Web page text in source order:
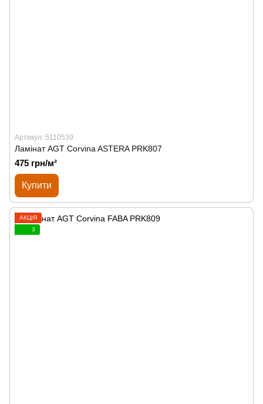
Артикул: 5110539
Ламінат AGT Corvina ASTERA PRK807
475 грн/м²
Купити
АКЦІЯ
3